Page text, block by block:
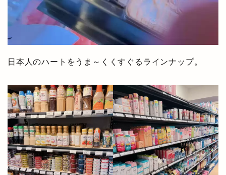
日本人のハートをうま～くくすぐるラインナップ。